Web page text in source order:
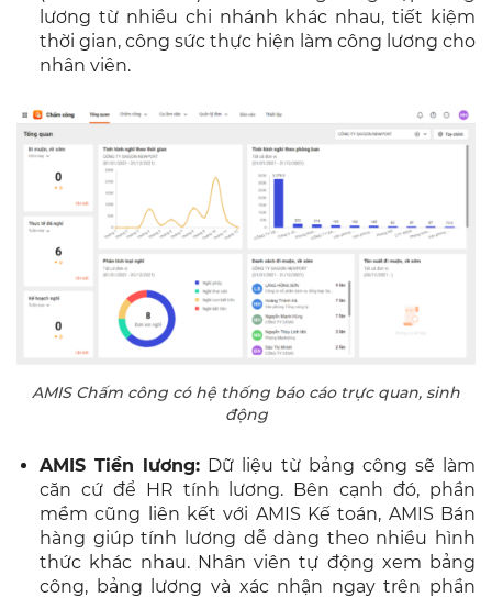
lương từ nhiều chi nhánh khác nhau, tiết kiệm
thời gian, công sức thực hiện làm công lương cho
nhân viên.
AMIS Chấm công có hệ thống báo cáo trực quan, sinh
động
AMIS Tiền lương: Dữ liệu từ bảng công sẽ làm
căn cứ để HR tính lương. Bên cạnh đó, phần
mềm cũng liên kết với AMIS Kế toán, AMIS Bán
hàng giúp tính lương dễ dàng theo nhiều hình
thức khác nhau. Nhân viên tự động xem bảng
công, bảng lương và xác nhận ngay trên phần